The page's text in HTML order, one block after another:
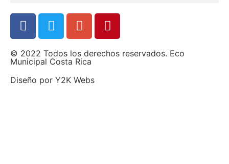
© 2022 Todos los derechos reservados. Eco
Municipal Costa Rica
Diseño por Y2K Webs